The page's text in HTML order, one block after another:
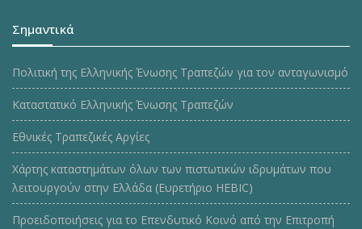
Σημαντικά
Πολιτική της Ελληνικής Ένωσης Τραπεζών για τον ανταγωνισμό
Καταστατικό Ελληνικής Ένωσης Τραπεζών
Εθνικές Τραπεζικές Αργίες
Χάρτης καταστημάτων όλων των πιστωτικών ιδρυμάτων που
λειτουργούν στην Ελλάδα (Ευρετήριο HEBIC)
Προειδοποιήσεις για το Επενδυτικό Κοινό από την Επιτροπή